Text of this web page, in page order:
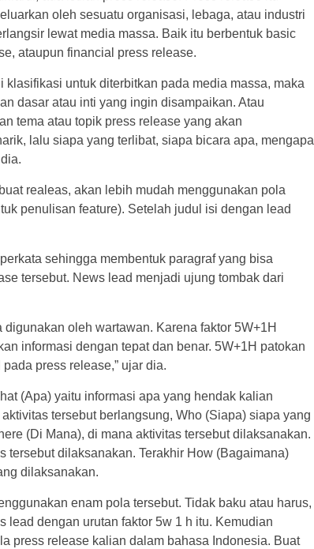
oleh sesuatu organisasi, lebaga, atau industri
lewat media massa. Baik itu berbentuk basic
ataupun financial press release.
klasifikasi untuk diterbitkan pada media massa, maka
dasar atau inti yang ingin disampaikan. Atau
tema atau topik press release yang akan
lalu siapa yang terlibat, siapa bicara apa, mengapa
realeas, akan lebih mudah menggunakan pola
penulisan feature). Setelah judul isi dengan lead
sehingga membentuk paragraf yang bisa
tersebut. News lead menjadi ujung tombak dari
oleh wartawan. Karena faktor 5W+1H
informasi dengan tepat dan benar. 5W+1H patokan
press release,” ujar dia.
(Apa) yaitu informasi apa yang hendak kalian
tersebut berlangsung, Who (Siapa) siapa yang
(Di Mana), di mana aktivitas tersebut dilaksanakan.
tersebut dilaksanakan. Terakhir How (Bagaimana)
dilaksanakan.
enam pola tersebut. Tidak baku atau harus,
lead dengan urutan faktor 5w 1 h itu. Kemudian
press release kalian dalam bahasa Indonesia. Buat